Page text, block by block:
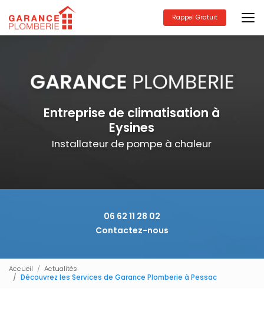
au
contenu
principal
Rappel Gratuit
Entreprise de climatisation à
Eysines
Installateur de pompe à chaleur
06 62 11 28 02
Contactez-nous
Accueil
Actualités
Découvrez les Services de Garance Plomberie à Pessac